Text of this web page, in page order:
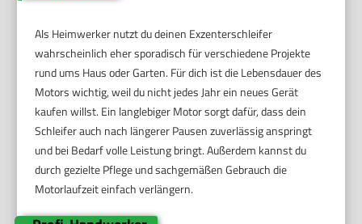
Als Heimwerker nutzt du deinen Exzenterschleifer
wahrscheinlich eher sporadisch für verschiedene Projekte
rund ums Haus oder Garten. Für dich ist die Lebensdauer des
Motors wichtig, weil du nicht jedes Jahr ein neues Gerät
kaufen willst. Ein langlebiger Motor sorgt dafür, dass dein
Schleifer auch nach längerer Pausen zuverlässig anspringt
und bei Bedarf volle Leistung bringt. Außerdem kannst du
durch gezielte Pflege und sachgemäßen Gebrauch die
Motorlaufzeit einfach verlängern.